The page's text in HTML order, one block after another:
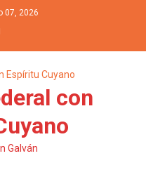
07, 2026
con
Galván